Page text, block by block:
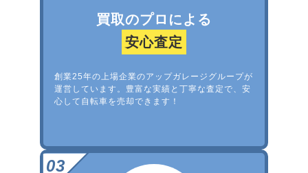
買取のプロによる
安心査定
創業25年の上場企業のアップガレージグループが
運営しています。豊富な実績と丁寧な査定で、安
心して自転車を売却できます！